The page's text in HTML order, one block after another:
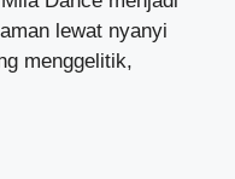
lewat nyanyi
menggelitik,